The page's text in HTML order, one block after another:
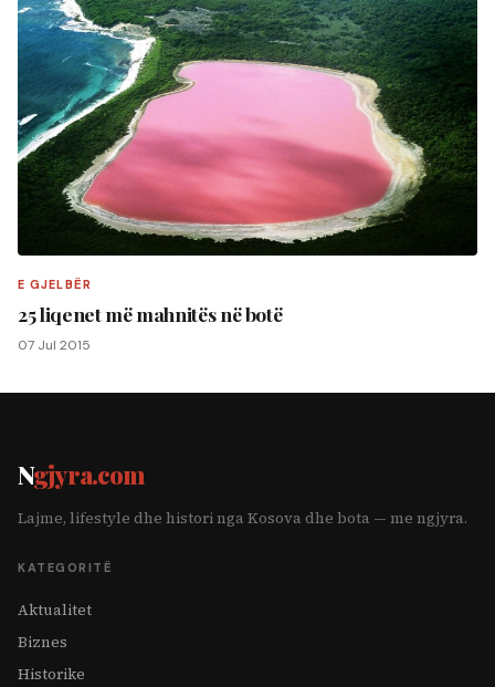
E GJELBËR
25 liqenet më mahnitës në botë
07 Jul 2015
Ngjyra.com
Lajme, lifestyle dhe histori nga Kosova dhe bota — me ngjyra.
KATEGORITË
Aktualitet
Biznes
Historike